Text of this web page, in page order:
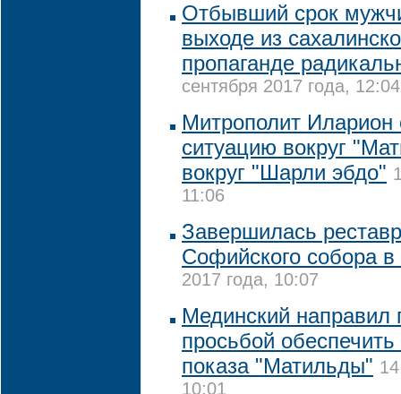
Отбывший срок
выходе из
пропаганде
сентября 2017 года, 12:04
Митрополит Иларион
ситуацию вокруг
вокруг "Шарли эбдо"
11:06
Завершилась
Софийского собора в
2017 года, 10:07
Мединский
просьбой обеспечить
показа "Матильды"